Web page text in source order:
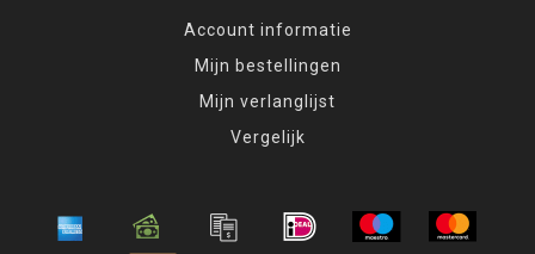
Account informatie
Mijn bestellingen
Mijn verlanglijst
Vergelijk